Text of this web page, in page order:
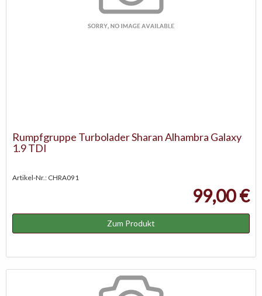
Rumpfgruppe Turbolader Sharan Alhambra Galaxy
1.9 TDI
Artikel-Nr.: CHRA091
99,00 €
Zum Produkt